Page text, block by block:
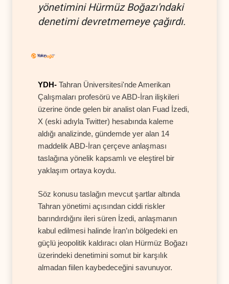
yönetimini Hürmüz Boğazı'ndaki
denetimi devretmemeye çağırdı.
YDH- Tahran Üniversitesi'nde Amerikan
Çalışmaları profesörü ve ABD-İran ilişkileri
üzerine önde gelen bir analist olan Fuad İzedi,
X (eski adıyla Twitter) hesabında kaleme
aldığı analizinde, gündemde yer alan 14
maddelik ABD-İran çerçeve anlaşması
taslağına yönelik kapsamlı ve eleştirel bir
yaklaşım ortaya koydu.
Söz konusu taslağın mevcut şartlar altında
Tahran yönetimi açısından ciddi riskler
barındırdığını ileri süren İzedi, anlaşmanın
kabul edilmesi halinde İran’ın bölgedeki en
güçlü jeopolitik kaldıracı olan Hürmüz Boğazı
üzerindeki denetimini somut bir karşılık
almadan fiilen kaybedeceğini savunuyor.